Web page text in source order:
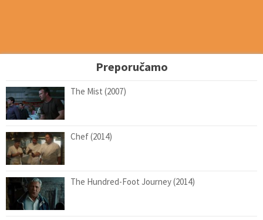
Preporučamo
The Mist (2007)
Chef (2014)
The Hundred-Foot Journey (2014)